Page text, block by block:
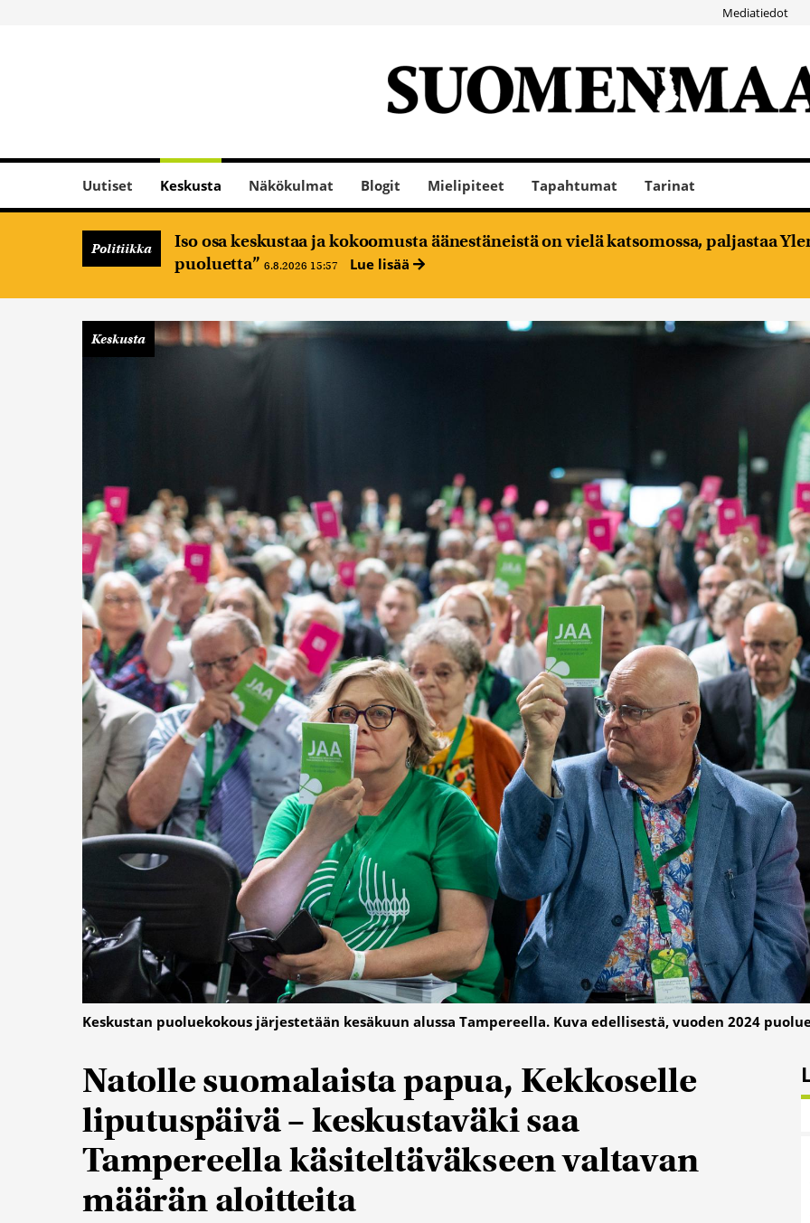
Mediatiedot
Uutiset Keskusta Näkökulmat Blogit Mielipiteet Tapahtumat Tarinat
Politiikka
Iso osa keskustaa ja kokoomusta äänestäneistä on vielä katsomossa, paljastaa
puoluetta” 6.8.2026 15:57 Lue lisää
Keskusta
Keskustan puoluekokous järjestetään kesäkuun alussa Tampereella. Kuva edellisestä, vuoden 2024
Natolle suomalaista papua, Kekkoselle
liputuspäivä – keskustaväki saa
Tampereella käsiteltäväkseen valtavan
määrän aloitteita